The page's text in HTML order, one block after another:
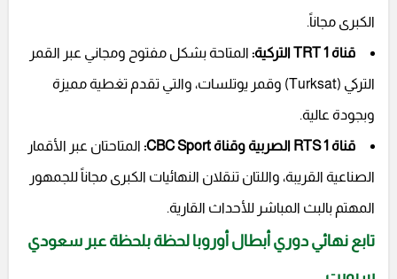
الكبرى مجاناً.
قناة TRT 1 التركية: المتاحة بشكل مفتوح ومجاني عبر القمر
التركي (Turksat) وقمر يوتلسات، والتي تقدم تغطية مميزة
وبجودة عالية.
قناة RTS 1 الصربية وقناة CBC Sport: المتاحتان عبر الأقمار
الصناعية القريبة، واللتان تنقلان النهائيات الكبرى مجاناً للجمهور
المهتم بالبث المباشر للأحداث القارية.
تابع نهائي دوري أبطال أوروبا لحظة بلحظة عبر سعودي